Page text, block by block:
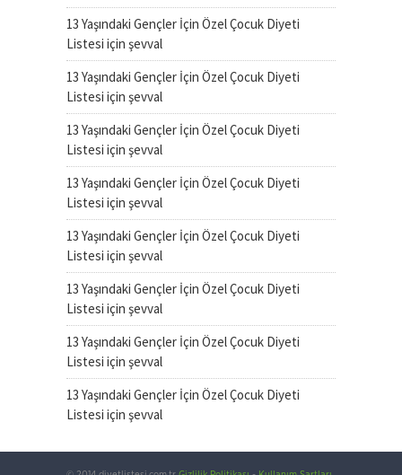
13 Yaşındaki Gençler İçin Özel Çocuk Diyeti
Listesi için şevval
13 Yaşındaki Gençler İçin Özel Çocuk Diyeti
Listesi için şevval
13 Yaşındaki Gençler İçin Özel Çocuk Diyeti
Listesi için şevval
13 Yaşındaki Gençler İçin Özel Çocuk Diyeti
Listesi için şevval
13 Yaşındaki Gençler İçin Özel Çocuk Diyeti
Listesi için şevval
13 Yaşındaki Gençler İçin Özel Çocuk Diyeti
Listesi için şevval
13 Yaşındaki Gençler İçin Özel Çocuk Diyeti
Listesi için şevval
13 Yaşındaki Gençler İçin Özel Çocuk Diyeti
Listesi için şevval